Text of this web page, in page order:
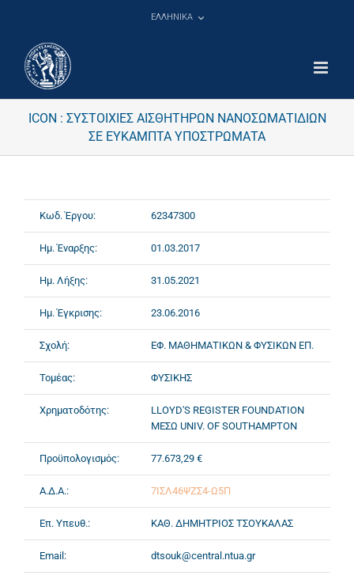
ΕΛΛΗΝΙΚΑ
ICON : ΣΥΣΤΟΙΧΙΕΣ ΑΙΣΘΗΤΗΡΩΝ ΝΑΝΟΣΩΜΑΤΙΔΙΩΝ
ΣΕ ΕΥΚΑΜΠΤΑ ΥΠΟΣΤΡΩΜΑΤΑ
Κωδ. Έργου: 62347300
Ημ. Έναρξης: 01.03.2017
Ημ. Λήξης: 31.05.2021
Ημ. Έγκρισης: 23.06.2016
Σχολή: ΕΦ. ΜΑΘΗΜΑΤΙΚΩΝ & ΦΥΣΙΚΩΝ ΕΠ.
Τομέας: ΦΥΣΙΚΗΣ
Χρηματοδότης:
LLOYD'S REGISTER FOUNDATION
ΜΕΣΩ UNIV. OF SOUTHAMPTON
Προϋπολογισμός: 77.673,29 €
Α.Δ.Α.: 7ΙΣΛ46ΨΖΣ4-Ω5Π
Επ. Υπευθ.: ΚΑΘ. ΔΗΜΗΤΡΙΟΣ ΤΣΟΥΚΑΛΑΣ
Email: dtsouk@central.ntua.gr